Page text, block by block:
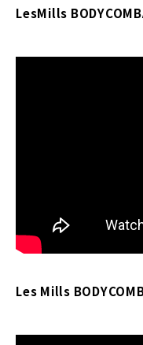
LesMills
Les Mills